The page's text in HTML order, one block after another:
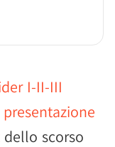
I-II-III
dello scorso